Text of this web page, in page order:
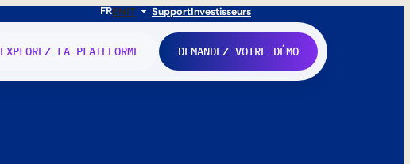
FRENIT SupportInvestisseurs
EXPLOREZ LA PLATEFORME DEMANDEZ VOTRE DÉMO